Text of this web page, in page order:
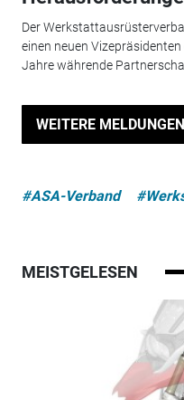
Der
einen neuen
Jahre währende
WEITERE MELDUNGEN
#ASA-Verband
MEISTGELESEN